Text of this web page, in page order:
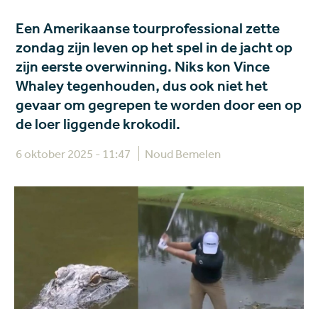
Een Amerikaanse tourprofessional zette
zondag zijn leven op het spel in de jacht op
zijn eerste overwinning. Niks kon Vince
Whaley tegenhouden, dus ook niet het
gevaar om gegrepen te worden door een op
de loer liggende krokodil.
6 oktober 2025 - 11:47 Noud Bemelen